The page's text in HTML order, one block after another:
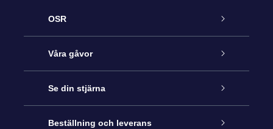
OSR
Kundtjänst
Kontakta oss
Blogg
Våra gåvor
Online-Stjärngåva
OSR Gåvopaket
Se din stjärna
Stjärnregiste
Beställning och leverans